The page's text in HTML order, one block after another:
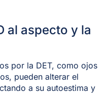
al aspecto y la
por la DET, como ojos
pueden alterar el
a su autoestima y